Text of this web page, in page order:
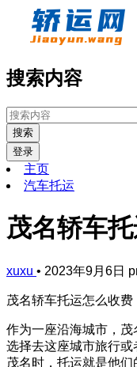
搜索内容
搜索
登录
主页
汽车托运
茂名轿车
xuxu • 2023年9月6日
茂名轿车托运怎么收费
作为一座沿海城市，
选择去这座城市旅行
茂名时，托运就是他